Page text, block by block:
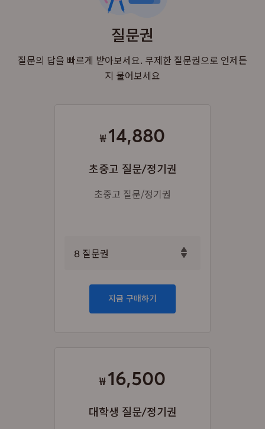
질문권
질문의 답을 빠르게 받아보세요. 무제한 질문권으로 언제든
지 물어보세요
₩ 14,880
초중고 질문/정기권
초중고 질문/정기권
8 질문권
지금 구매하기
₩ 16,500
대학생 질문/정기권